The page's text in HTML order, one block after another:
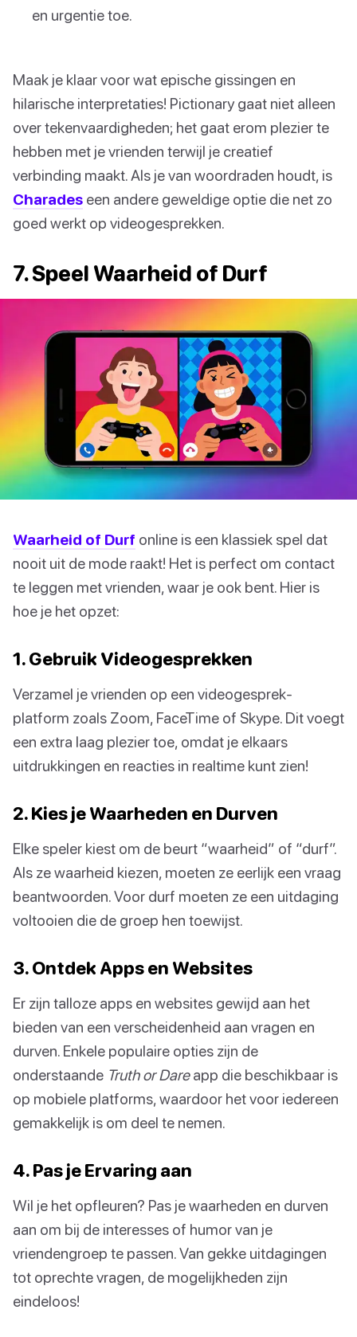
en urgentie toe.
Maak je klaar voor wat epische gissingen en
hilarische interpretaties! Pictionary gaat niet alleen
over tekenvaardigheden; het gaat erom plezier te
hebben met je vrienden terwijl je creatief
verbinding maakt. Als je van woordraden houdt, is
Charades een andere geweldige optie die net zo
goed werkt op videogesprekken.
7. Speel Waarheid of Durf
Waarheid of Durf online is een klassiek spel dat
nooit uit de mode raakt! Het is perfect om contact
te leggen met vrienden, waar je ook bent. Hier is
hoe je het opzet:
1. Gebruik Videogesprekken
Verzamel je vrienden op een videogesprek-
platform zoals Zoom, FaceTime of Skype. Dit voegt
een extra laag plezier toe, omdat je elkaars
uitdrukkingen en reacties in realtime kunt zien!
2. Kies je Waarheden en Durven
Elke speler kiest om de beurt “waarheid” of “durf”.
Als ze waarheid kiezen, moeten ze eerlijk een vraag
beantwoorden. Voor durf moeten ze een uitdaging
voltooien die de groep hen toewijst.
3. Ontdek Apps en Websites
Er zijn talloze apps en websites gewijd aan het
bieden van een verscheidenheid aan vragen en
durven. Enkele populaire opties zijn de
onderstaande Truth or Dareapp die beschikbaar is
op mobiele platforms, waardoor het voor iedereen
gemakkelijk is om deel te nemen.
4. Pas je Ervaring aan
Wil je het opfleuren? Pas je waarheden en durven
aan om bij de interesses of humor van je
vriendengroep te passen. Van gekke uitdagingen
tot oprechte vragen, de mogelijkheden zijn
eindeloos!